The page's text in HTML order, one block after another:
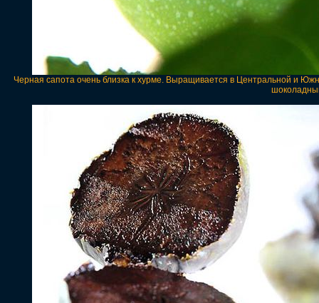
Черная сапота очень близка к хурме. Выращивается в Центральной и